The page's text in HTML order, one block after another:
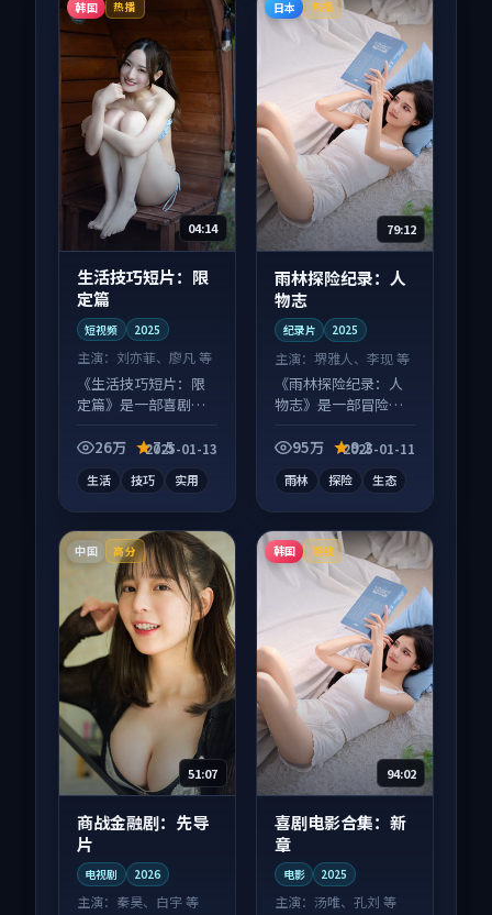
韩国 热播
04:14
生活技巧短片：限
定篇
短视频 2025
主演： 刘亦菲、廖凡 等
《生活技巧短片：限
定篇》是一部喜剧向
屏端观看，细节更丰
26万 7.5
2025-01-13
生活 技巧 实用
日本 热播
79:12
雨林探险纪录：人
物志
纪录片 2025
主演：堺雅人、李现 等
《雨林探险纪录：人
物志》是一部冒险向
事并行，细节值得二
95万 9.2
2025-01-11
雨林 探险 生态
中国 高分
51:07
商战金融剧：先导
片
电视剧 2026
主演： 秦昊、白宇 等
韩国 院线
94:02
喜剧电影合集：新
章
电影 2025
主演： 汤唯、孔刘 等